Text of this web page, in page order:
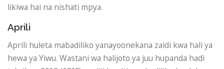
likiwa hai na nishati mpya.
Aprili
Aprili huleta mabadiliko yanayoonekana zaidi kwa hali ya
hewa ya Yiwu. Wastani wa halijoto ya juu hupanda hadi